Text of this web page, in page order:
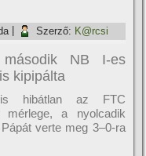
Szerző: K@rcsi
NB I-es
kipipálta
is hibátlan az FTC
mérlege, a nyolcadik
verte meg 3–0-ra